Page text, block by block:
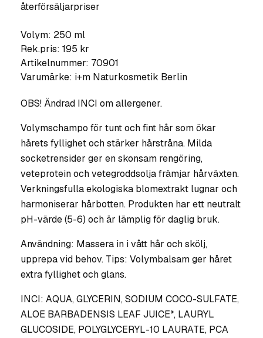
återförsäljarpriser
Volym: 250 ml
Rek.pris: 195 kr
Artikelnummer: 70901
Varumärke: i+m Naturkosmetik Berlin
OBS! Ändrad INCI om allergener.
Volymschampo för tunt och fint hår som ökar
hårets fyllighet och stärker hårstråna. Milda
socketrensider ger en skonsam rengöring,
veteprotein och vetegroddsolja främjar hårväxten.
Verkningsfulla ekologiska blomextrakt lugnar och
harmoniserar hårbotten. Produkten har ett neutralt
pH-värde (5-6) och är lämplig för daglig bruk.
Användning: Massera in i vått hår och skölj,
upprepa vid behov. Tips: Volymbalsam ger håret
extra fyllighet och glans.
INCI: AQUA, GLYCERIN, SODIUM COCO-SULFATE,
ALOE BARBADENSIS LEAF JUICE*, LAURYL
GLUCOSIDE, POLYGLYCERYL-10 LAURATE, PCA